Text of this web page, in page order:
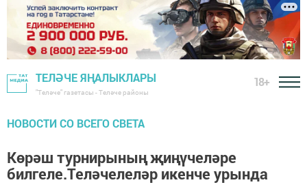
ТЕЛӘЧЕ ЯҢАЛЫКЛАРЫ
"Теләче" газетасы - Теләче районы
18+
НОВОСТИ СО ВСЕГО СВЕТА
Көрәш турнирының җиңүчеләре
билгеле.Теләчелеләр икенче урында